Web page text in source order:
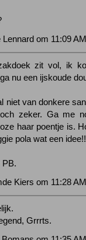
Lennard om 11:09
zit vol, ik
nu een ijskoude
niet van donkere
zeker. Ga me
haar poentje is.
pola wat een idee!!
PB.
Kiers om 11:28
Grrrts.